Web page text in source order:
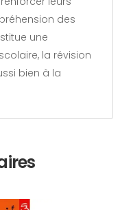
des
une
la révision
bien à la